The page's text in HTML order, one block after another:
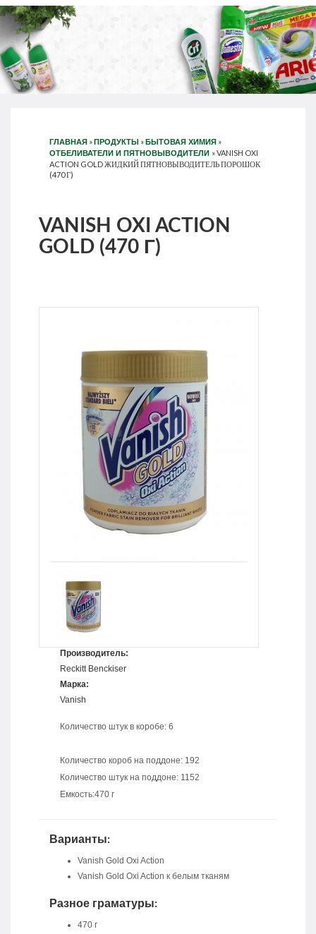
ГЛАВНАЯ » ПРОДУКТЫ » БЫТОВАЯ ХИМИЯ »
ОТБЕЛИВАТЕЛИ И ПЯТНОВЫВОДИТЕЛИ »VANISH OXI
ACTION GOLD ЖИДКИЙ ПЯТНОВЫВОДИТЕЛЬ ПОРОШОК
(470 Г)
VANISH OXI ACTION
GOLD (470 Г)
Производитель:
Reckitt Benckiser
Марка:
Vanish
Количество штук в коробе: 6
Количество короб на поддоне: 192
Количество штук на поддоне: 1152
Емкость:470 г
Варианты:
Vanish Gold Oxi Action
Vanish Gold Oxi Action к белым тканям
Разное граматуры:
470 г